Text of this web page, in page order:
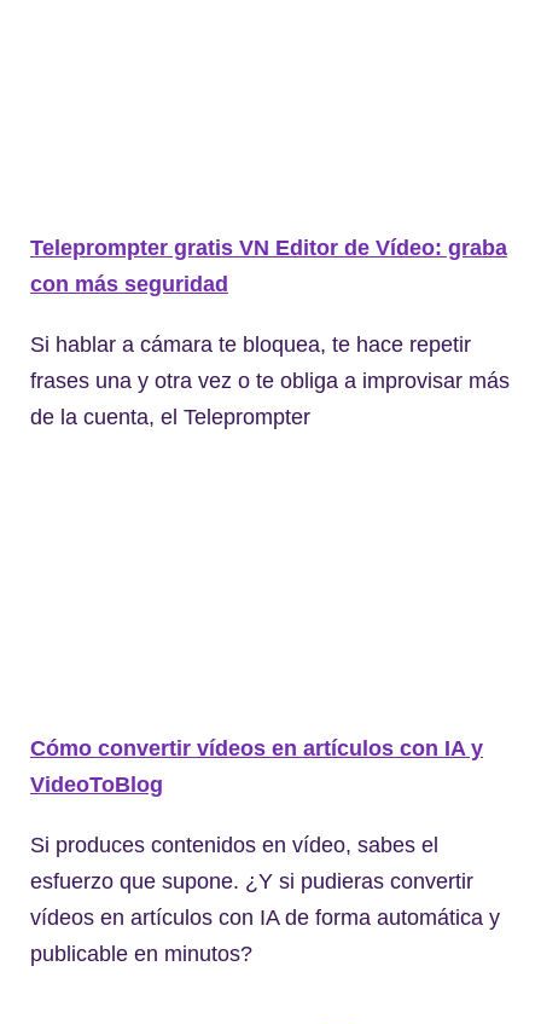
Teleprompter gratis VN Editor de Vídeo: graba
con más seguridad
Si hablar a cámara te bloquea, te hace repetir
frases una y otra vez o te obliga a improvisar más
de la cuenta, el Teleprompter
Cómo convertir vídeos en artículos con IA y
VideoToBlog
Si produces contenidos en vídeo, sabes el
esfuerzo que supone. ¿Y si pudieras convertir
vídeos en artículos con IA de forma automática y
publicable en minutos?